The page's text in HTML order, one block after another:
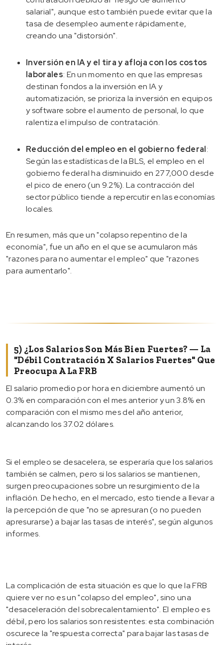
salarial", aunque esto también puede evitar que la
tasa de desempleo aumente rápidamente,
creando una "distorsión".
Inversión en IA y el tira y afloja con los costos
laborales: En un momento en que las empresas
destinan fondos a la inversión en IA y
automatización, se prioriza la inversión en equipos
y software sobre el aumento de personal, lo que
ralentiza el impulso de contratación.
Reducción del empleo en el gobierno federal:
Según las estadísticas de la BLS, el empleo en el
gobierno federal ha disminuido en 277,000 desde
el pico de enero (un 9.2%). La contracción del
sector público tiende a repercutir en las economías
locales.
En resumen, más que un "colapso repentino de la
economía", fue un año en el que se acumularon más
"razones para no aumentar el empleo" que "razones
para aumentarlo".
5) ¿Los Salarios Son Más Bien Fuertes? — La
"débil Contratación X Salarios Fuertes" Que
Preocupa A La FRB
El salario promedio por hora en diciembre aumentó un
0.3% en comparación con el mes anterior y un 3.8% en
comparación con el mismo mes del año anterior,
alcanzando los 37.02 dólares.
Si el empleo se desacelera, se esperaría que los salarios
también se calmen, pero si los salarios se mantienen,
surgen preocupaciones sobre un resurgimiento de la
inflación. De hecho, en el mercado, esto tiende a llevar a
la percepción de que "no se apresuran (o no pueden
apresurarse) a bajar las tasas de interés", según algunos
informes.
La complicación de esta situación es que lo que la FRB
quiere ver no es un "colapso del empleo", sino una
"desaceleración del sobrecalentamiento". El empleo es
débil, pero los salarios son resistentes: esta combinación
oscurece la "respuesta correcta" para bajar las tasas de